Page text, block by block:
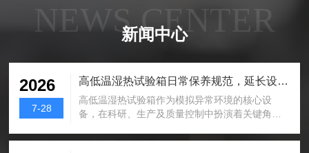
1970年，1981年获得我国*制冷与低温工程硕士学位授予权，
1986年获得我国*制冷与低温工程博士点授予权，是我国早拥有
重点学科。学科依托务实的科研队伍主要研究获得、并保持低于
环境温度的原理与方法，实现该条件所需要的仪器和设备，以及
研究低于环境温度的条件下工程应用。承担了许多国家和上海市
的重点攻关、国家自然科学基金、国家科技攻关计划、国防预
NEWS CENTER
新闻中心
2026
7-28
高低温湿热试验箱日常保养规范，延长设备使用寿命
高低温湿热试验箱作为模拟异常环境的核心设
备，在科研、生产及质量控制中扮演着关键角
通过科学规范的日常保养，不仅能降低故障率、